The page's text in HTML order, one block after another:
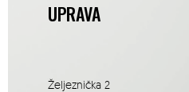
UPRAVA
Željeznička 2